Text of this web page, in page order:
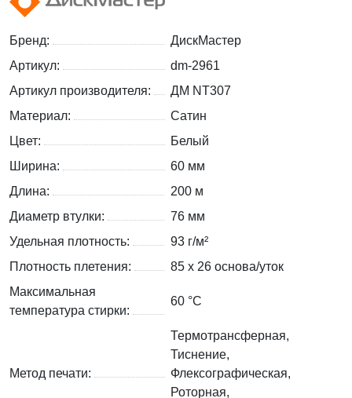
Бренд:
ДискМастер
Артикул:
dm-2961
Артикул производителя:
ДМ NT307
Материал:
Сатин
Цвет:
Белый
Ширина:
60 мм
Длина:
200 м
Диаметр втулки:
76 мм
Удельная плотность:
93 г/м²
Плотность плетения:
85 х 26 основа/уток
Максимальная
температура стирки:
60 °C
Метод печати:
Термотрансферная,
Тиснение,
Флексографическая,
Роторная,